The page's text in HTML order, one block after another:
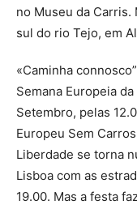
no Museu da Carris.
sul do rio Tejo, em
«Caminha
Semana Europeia
Setembro, pelas
Europeu Sem
Liberdade se torna
Lisboa com as
19.00. Mas a festa